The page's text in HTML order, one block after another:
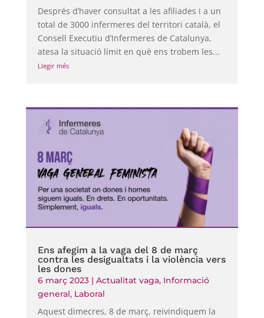
Després d’haver consultat a les afiliades i a un
total de 3000 infermeres del territori català, el
Consell Executiu d’Infermeres de Catalunya,
atesa la situació límit en què ens trobem les...
Llegir més
Ens afegim a la vaga del 8 de març
contra les desigualtats i la violència vers
les dones
6 març 2023| Actualitat vaga, Informació
general, Laboral
Aquest dimecres, 8 de març, reivindiquem la